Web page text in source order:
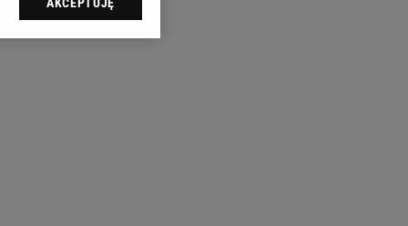
sp. z o.o., jej
swoje preferencje
celów identyfikacji.
reklam i treści,